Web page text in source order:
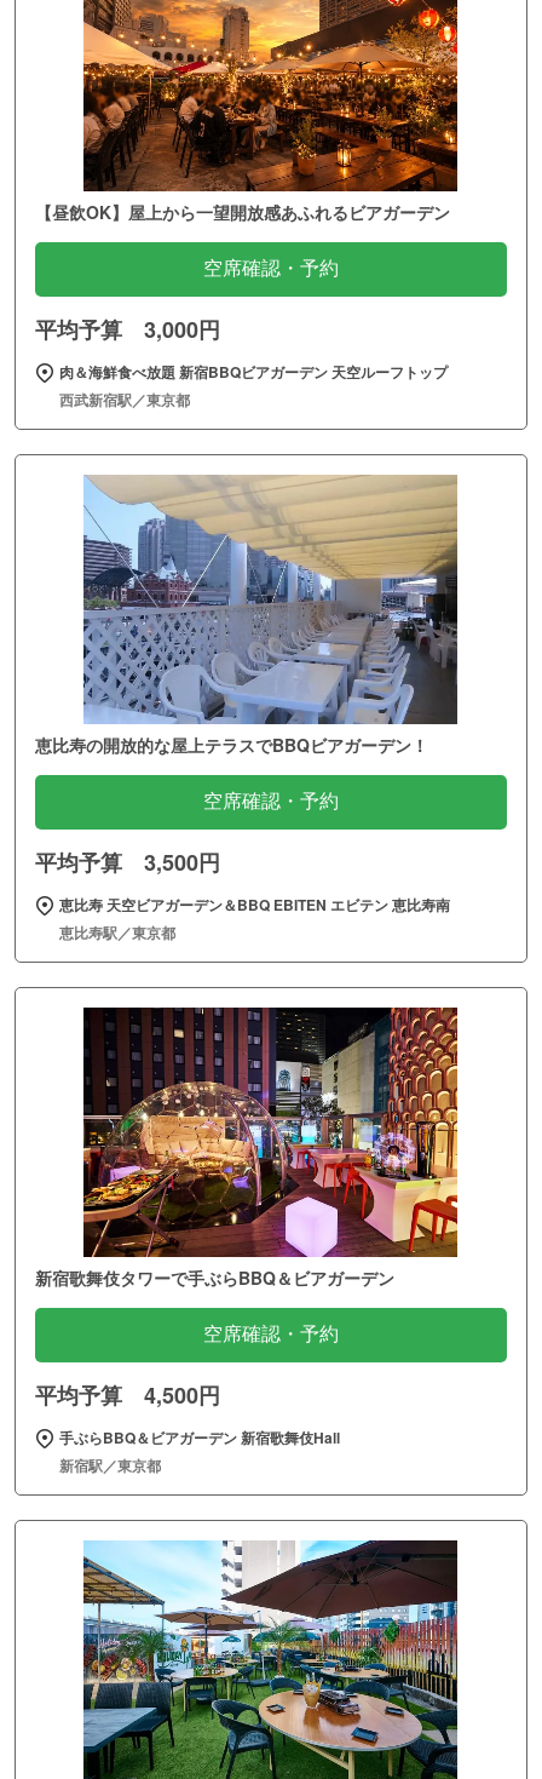
【昼飲OK】屋上から一望開放感あふれるビアガーデン
空席確認・予約
平均予算 3,000円
肉＆海鮮食べ放題 新宿BBQビアガーデン 天空ルーフトップ
西武新宿駅／東京都
恵比寿の開放的な屋上テラスでBBQビアガーデン！
空席確認・予約
平均予算 3,500円
恵比寿 天空ビアガーデン＆BBQ EBITEN エビテン 恵比寿南
恵比寿駅／東京都
新宿歌舞伎タワーで手ぶらBBQ＆ビアガーデン
空席確認・予約
平均予算 4,500円
手ぶらBBQ＆ビアガーデン 新宿歌舞伎Hall
新宿駅／東京都